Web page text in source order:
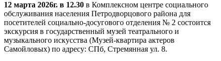
12 марта 2026г. в 12.30 в Комплексном центре социального
обслуживания населения Петродворцового района для
посетителей социально-досугового отделения № 2 состоится
экскурсия в государственный музей театрального и
музыкального искусства (Музей-квартира актеров
Самойловых) по адресу: СПб, Стремянная ул. 8.